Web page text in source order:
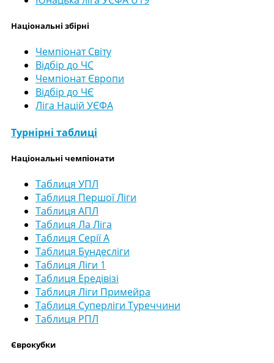
Національні збірні
Чемпіонат Світу
Відбір до ЧС
Чемпіонат Європи
Відбір до ЧЄ
Ліга Націй УЄФА
Турнірні таблиці
Національні чемпіонати
Таблиця УПЛ
Таблиця Першої Ліги
Таблиця АПЛ
Таблиця Ла Ліга
Таблиця Серії А
Таблиця Бундесліги
Таблиця Ліги 1
Таблиця Ередівізі
Таблиця Ліги Примейра
Таблиця Суперліги Туреччини
Таблиця РПЛ
Єврокубки